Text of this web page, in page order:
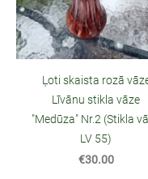
Ļoti skaista rozā
Līvānu stikla vāze
"Medūza" Nr.2 (Stikla
LV 55)
€30.00